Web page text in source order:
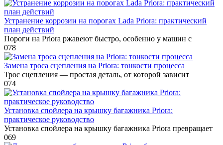
Устранение коррозии на порогах Lada Priora: практический
план действий
Пороги на Priora ржавеют быстро, особенно у машин с
078
Замена троса сцепления на Priora: тонкости процесса
Трос сцепления — простая деталь, от которой зависит
074
Установка спойлера на крышку багажника Priora:
практическое руководство
Установка спойлера на крышку багажника Priora превращает
069